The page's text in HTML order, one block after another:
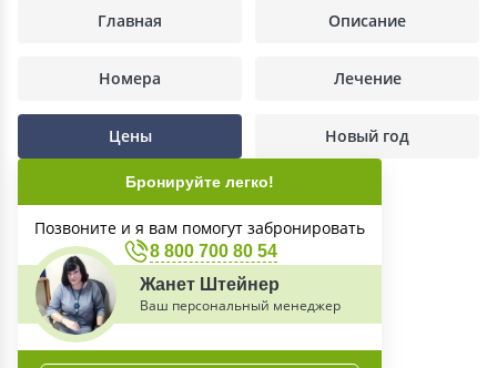
Главная Описание
Номера Лечение
Цены Новый год
Бронируйте легко!
Позвоните и я вам помогут забронировать
8 800 700 80 54
Жанет Штейнер
Ваш персональный менеджер